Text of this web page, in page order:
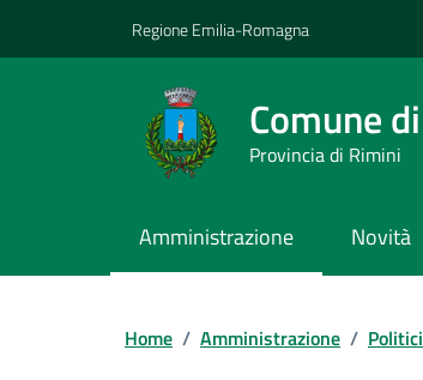
Regione Emilia-Romagna
Comune
Provincia di Rimini
Amministrazione Novità
Home / Amministrazione / Politici